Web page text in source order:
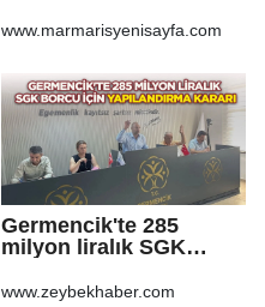
anız küle döndü
www.marmarisyenisayfa.com
Germencik'te 285
milyon liralık SGK
kararı
www.zeybekhaber.com